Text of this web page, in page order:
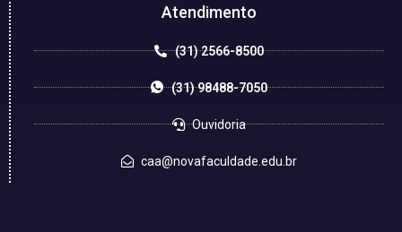
Atendimento
(31) 2566-8500
(31) 98488-7050
Ouvidoria
caa@novafaculdade.edu.br